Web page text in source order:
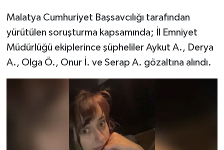
gösteriyor
Malatya Cumhuriyet Başsavcılığı tarafından
yürütülen soruşturma kapsamında; İl Emniyet
Müdürlüğü ekiplerince şüpheliler Aykut A., Derya
A., Olga Ö., Onur İ. ve Serap A. gözaltına alındı.